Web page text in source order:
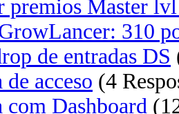
premios Master
310
de entradas DS
acceso (4
com Dashboard